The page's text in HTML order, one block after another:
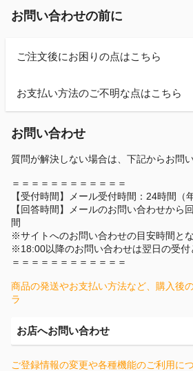
お問い合わせの前に
ご注文後にお困りの点はこちら
お支払い方法のご不明な点はこちら
お問い合わせ
質問が解決しない場合は、下記からお問
＝＝＝＝＝＝＝＝＝＝＝＝
【受付時間】メール受付時間：24時間（
【回答時間】メールのお問い合わせから
間
※サイトへのお問い合わせの目安時間と
※18:00以降のお問い合わせは翌日の受付
＝＝＝＝＝＝＝＝＝＝＝＝
商品の発送やお支払い方法など、購入後
ラ
お店へお問い合わせ
ご登録情報の変更や各種機能のご利用に